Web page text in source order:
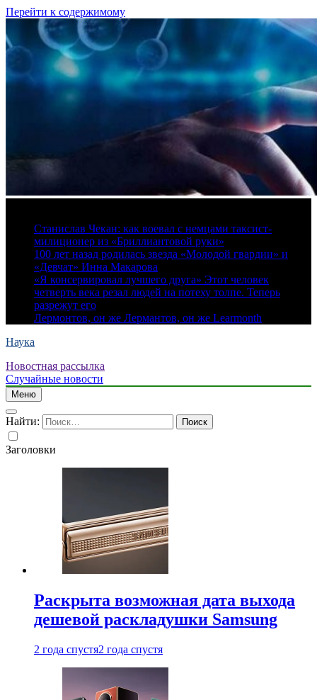
Перейти к содержимому
Станислав Чекан: как воевал с немцами таксист-
милиционер из «Бриллиантовой руки»
100 лет назад родилась звезда «Молодой гвардии» и
«Девчат» Инна Макарова
«Я консервировал лучшего друга» Этот человек
четверть века резал людей на потеху толпе. Теперь
разрежут его
Лермонтов, он же Лермантов, он же Learmonth
Наука
Новостная рассылка
Случайные новости
Меню
Найти:
Заголовки
Раскрыта возможная дата выхода
дешевой раскладушки Samsung
2 года спустя2 года спустя